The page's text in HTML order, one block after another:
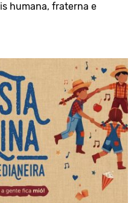
humana, fraterna e